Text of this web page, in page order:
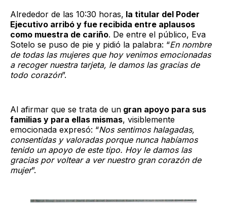
Alrededor de las 10:30 horas, la titular del Poder
Ejecutivo arribó y fue recibida entre aplausos
como muestra de cariño. De entre el público, Eva
Sotelo se puso de pie y pidió la palabra: “En nombre
de todas las mujeres que hoy venimos emocionadas
a recoger nuestra tarjeta, le damos las gracias de
todo corazón”.
Al afirmar que se trata de un gran apoyo para sus
familias y para ellas mismas, visiblemente
emocionada expresó: “Nos sentimos halagadas,
consentidas y valoradas porque nunca habíamos
tenido un apoyo de este tipo. Hoy le damos las
gracias por voltear a ver nuestro gran corazón de
mujer”.